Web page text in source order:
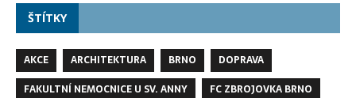
ŠTÍTKY
AKCE ARCHITEKTURA BRNO
DOPRAVA
FAKULTNÍ NEMOCNICE U SV. ANNY
FC ZBROJOVKA BRNO